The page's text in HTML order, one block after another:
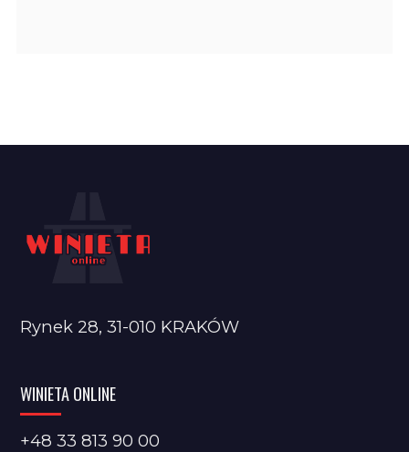
Rynek 28, 31-010 KRAKÓW
WINIETA ONLINE
+48 33 813 90 00